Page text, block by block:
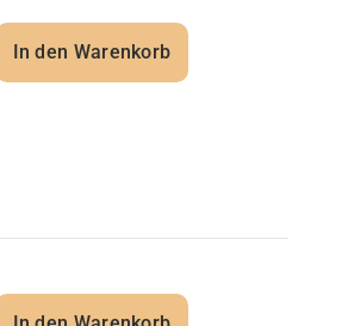
In den Warenkorb